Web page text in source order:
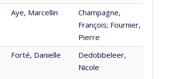
Aye, Marcellin
Champagne,
François; Fournier,
Pierre
Forté, Danielle
Dedobbeleer,
Nicole